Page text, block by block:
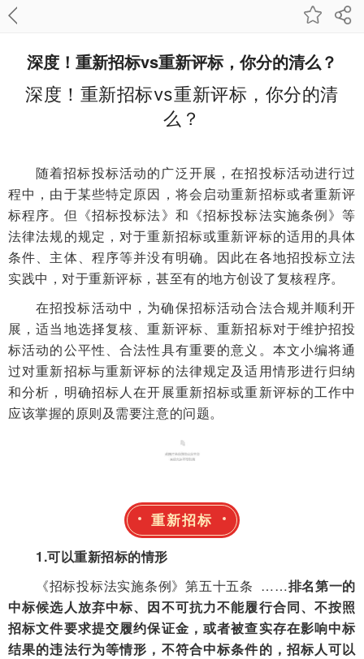
深度！重新招标vs重新评标，你分的清么？
深度！重新招标vs重新评标，你分的清
么？
随着招标投标活动的广泛开展，在招投标活动进行过
程中，由于某些特定原因，将会启动重新招标或者重新评
标程序。但《招标投标法》和《招标投标法实施条例》等
法律法规的规定，对于重新招标或重新评标的适用的具体
条件、主体、程序等并没有明确。因此在各地招投标立法
实践中，对于重新评标，甚至有的地方创设了复核程序。
在招投标活动中，为确保招标活动合法合规并顺利开
展，适当地选择复核、重新评标、重新招标对于维护招投
标活动的公平性、合法性具有重要的意义。本文小编将通
过对重新招标与重新评标的法律规定及适用情形进行归纳
和分析，明确招标人在开展重新招标或重新评标的工作中
应该掌握的原则及需要注意的问题。
01
重新招标
1.可以重新招标的情形
《招标投标法实施条例》第五十五条 ……排名第一的
中标候选人放弃中标、因不可抗力不能履行合同、不按照
招标文件要求提交履约保证金，或者被查实存在影响中标
结果的违法行为等情形，不符合中标条件的，招标人可以